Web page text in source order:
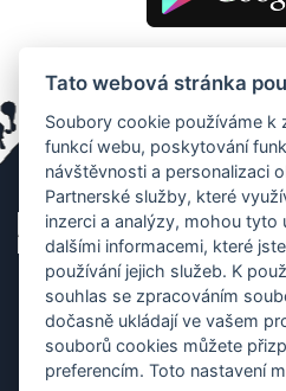
Tato webová stránka
Soubory cookie používáme k
funkcí webu, poskytování
návštěvnosti a personalizaci
Partnerské služby, které
inzerci a analýzy, mohou tyto
dalšími informacemi, které
používání jejich služeb. K
souhlas se zpracováním
dočasně ukládají ve vašem
souborů cookies můžete
preferencím. Toto nastavení